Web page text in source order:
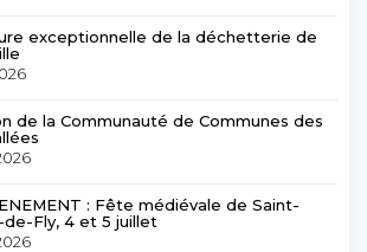
exceptionnelle de la déchetterie de
de la Communauté de Communes des
: Fête médiévale de Saint-
de-Fly, 4 et 5 juillet